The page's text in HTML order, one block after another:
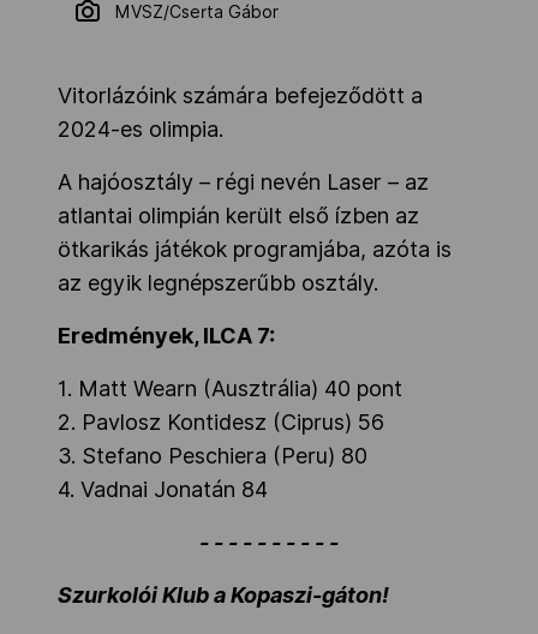
MVSZ/Cserta Gábor
Vitorlázóink számára befejeződött a
2024-es olimpia.
A hajóosztály – régi nevén Laser – az
atlantai olimpián került első ízben az
ötkarikás játékok programjába, azóta is
az egyik legnépszerűbb osztály.
Eredmények, ILCA 7:
1. Matt Wearn (Ausztrália) 40 pont
2. Pavlosz Kontidesz (Ciprus) 56
3. Stefano Peschiera (Peru) 80
4. Vadnai Jonatán 84
- - - - - - - - - -
Szurkolói Klub a Kopaszi-gáton!